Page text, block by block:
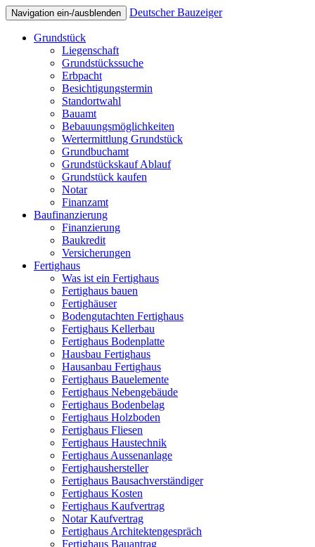
Navigation ein-/ausblenden Deutscher Bauzeiger
Grundstück
Liegenschaft
Grundstückssuche
Erbpacht
Besichtigungstermin
Standortwahl
Bauamt
Bebauungsmöglichkeiten
Wertermittlung Grundstück
Grundbuchamt
Grundstückskauf Ablauf
Grundstück kaufen
Notar
Finanzamt
Baufinanzierung
Finanzierung
Baukredit
Versicherungen
Fertighaus
Was ist ein Fertighaus
Fertighaus bauen
Fertighäuser
Bodengutachten Fertighaus
Fertighaus Kellerbau
Fertighaus Bodenplatte
Hausbau Fertighaus
Hausanbau Fertighaus
Fertighaus Bauelemente
Fertighaus Nebengebäude
Fertighaus Bodenbelag
Fertighaus Holzboden
Fertighaus Fliesen
Fertighaus Haustechnik
Fertighaus Aussenanlage
Fertighaushersteller
Fertighaus Bausachverständiger
Fertighaus Kosten
Fertighaus Kaufvertrag
Notar Kaufvertrag
Fertighaus Architektengespräch
Fertighaus Bauantrag